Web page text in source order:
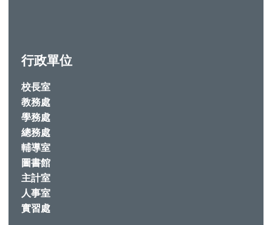
行政單位
校長室
教務處
學務處
總務處
輔導室
圖書館
主計室
人事室
實習處